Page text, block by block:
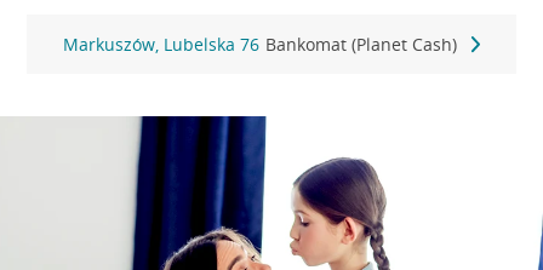
Markuszów, Lubelska 76 Bankomat (Planet Cash)